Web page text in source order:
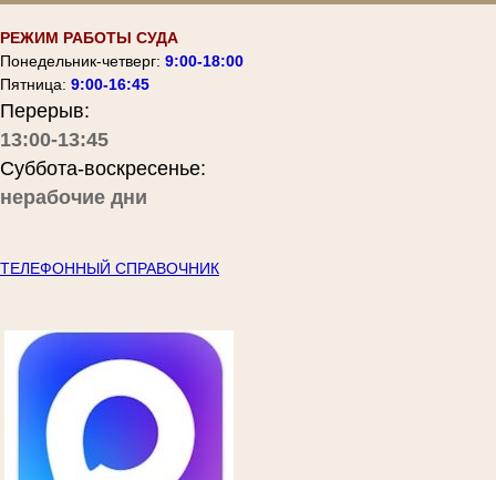
РЕЖИМ РАБОТЫ СУДА
Понедельник-четверг: 9:00-18:00
Пятница: 9:00-16:45
Перерыв:
13:00-13:45
Суббота-воскресенье:
нерабочие дни
ТЕЛЕФОННЫЙ СПРАВОЧНИК